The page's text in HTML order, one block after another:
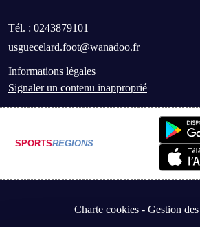
Tél. : 0243879101
usguecelard.foot@wanadoo.fr
Informations légales
Signaler un contenu inapproprié
SPORTSREGIONS
Charte cookies Gestion